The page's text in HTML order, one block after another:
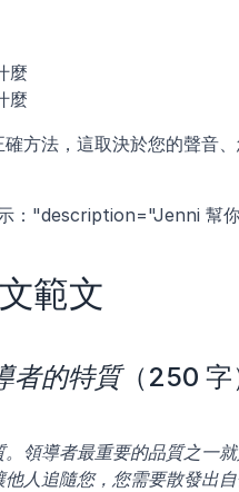
麼
麼
方法，這取決於您的聲音
："description="Jenni 幫
範文
者的特質（250 字
領導者最重要的品質之一
人追隨您，您需要散發出